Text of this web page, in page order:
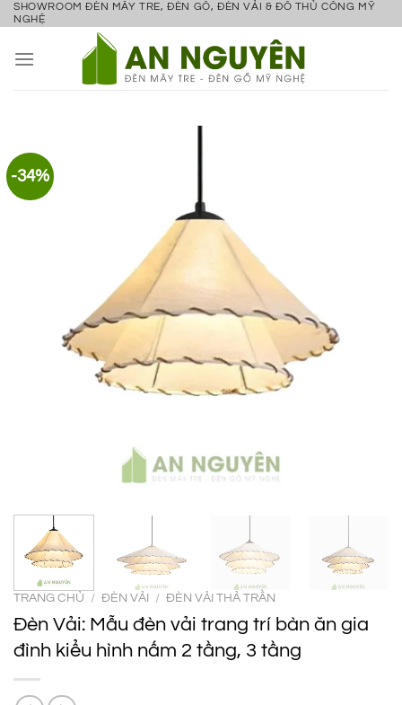
Bỏ
nội
SHOWROOM ĐÈN MÂY TRE, ĐÈN GỖ, ĐÈN VẢI & ĐỒ THỦ CÔNG MỸ
NGHỆ
-34%
TRANG CHỦ / ĐÈN VẢI / ĐÈN VẢI THẢ TRẦN
Đèn Vải: Mẫu đèn vải trang trí bàn ăn gia
đình kiểu hình nấm 2 tầng, 3 tầng